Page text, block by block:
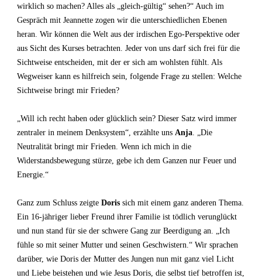
wirklich so machen? Alles als „gleich-gültig“ sehen?“ Auch im
Gespräch mit Jeannette zogen wir die unterschiedlichen Ebenen
heran. Wir können die Welt aus der irdischen Ego-Perspektive oder
aus Sicht des Kurses betrachten. Jeder von uns darf sich frei für die
Sichtweise entscheiden, mit der er sich am wohlsten fühlt. Als
Wegweiser kann es hilfreich sein, folgende Frage zu stellen: Welche
Sichtweise bringt mir Frieden?
„Will ich recht haben oder glücklich sein? Dieser Satz wird immer
zentraler in meinem Denksystem“, erzählte uns Anja . „Die
Neutralität bringt mir Frieden. Wenn ich mich in die
Widerstandsbewegung stürze, gebe ich dem Ganzen nur Feuer und
Energie.“
Ganz zum Schluss zeigte Doris sich mit einem ganz anderen Thema.
Ein 16-jähriger lieber Freund ihrer Familie ist tödlich verunglückt
und nun stand für sie der schwere Gang zur Beerdigung an. „Ich
fühle so mit seiner Mutter und seinen Geschwistern.“ Wir sprachen
darüber, wie Doris der Mutter des Jungen nun mit ganz viel Licht
und Liebe beistehen und wie Jesus Doris, die selbst tief betroffen ist,